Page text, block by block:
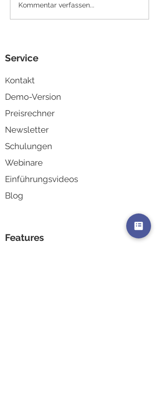
Automatischer
Rechnungseingang in
Kommentar verfassen...
Service
Kontakt
Demo-Version
Preisrechner
Newsletter
Schulungen
Webinare
Einführungsvideos
Blog
Features